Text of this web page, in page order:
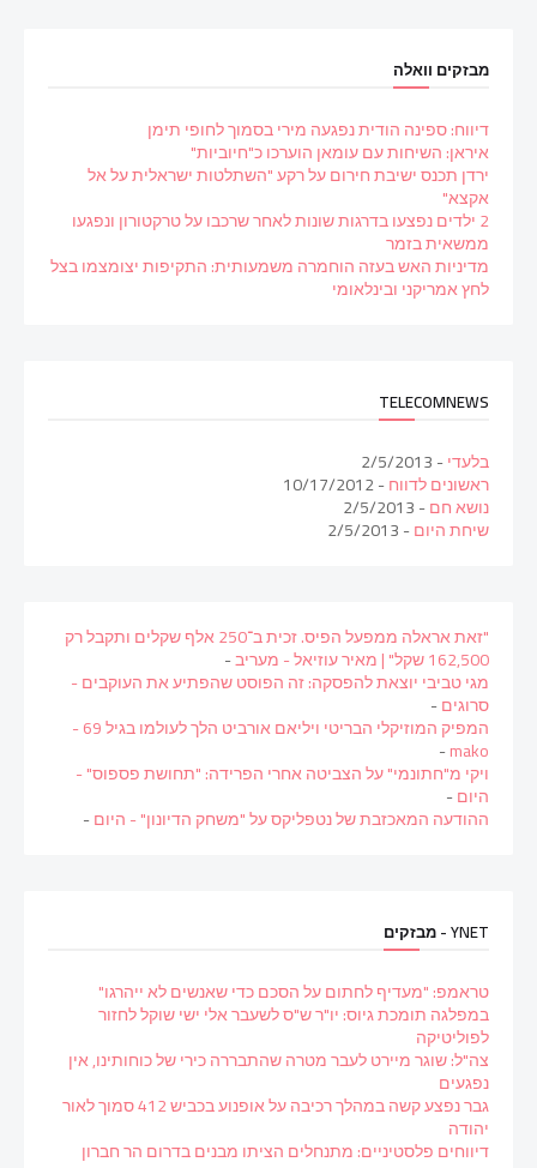
מבזקים וואלה
דיווח: ספינה הודית נפגעה מירי בסמוך לחופי תימן
איראן: השיחות עם עומאן הוערכו כ"חיוביות"
ירדן תכנס ישיבת חירום על רקע "השתלטות ישראלית על אל
אקצא"
2 ילדים נפצעו בדרגות שונות לאחר שרכבו על טרקטורון ונפגעו
ממשאית בזמר
מדיניות האש בעזה הוחמרה משמעותית: התקיפות יצומצמו בצל
לחץ אמריקני ובינלאומי
TELECOMNEWS
בלעדי- 2/5/2013
ראשונים לדווח- 10/17/2012
נושא חם- 2/5/2013
שיחת היום- 2/5/2013
"זאת אראלה ממפעל הפיס. זכית ב־250 אלף שקלים ותקבל רק
162,500 שקל" | מאיר עוזיאל - מעריב -
מגי טביבי יוצאת להפסקה: זה הפוסט שהפתיע את העוקבים -
סרוגים-
המפיק המוזיקלי הבריטי ויליאם אורביט הלך לעולמו בגיל 69 -
mako
-
ויקי מ"חתונמי" על הצביטה אחרי הפרידה: "תחושת פספוס" -
היום-
ההודעה המאכזבת של נטפליקס על "משחק הדיונון" - היום-
YNET - מבזקים
טראמפ: "מעדיף לחתום על הסכם כדי שאנשים לא ייהרגו"
במפלגה תומכת גיוס: יו"ר ש"ס לשעבר אלי ישי שוקל לחזור
לפוליטיקה
צה"ל: שוגר מיירט לעבר מטרה שהתבררה כירי של כוחותינו, אין
נפגעים
גבר נפצע קשה במהלך רכיבה על אופנוע בכביש 412 סמוך לאור
יהודה
דיווחים פלסטיניים: מתנחלים הציתו מבנים בדרום הר חברון